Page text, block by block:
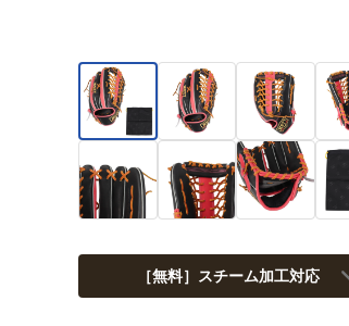
［無料］スチーム加工対応